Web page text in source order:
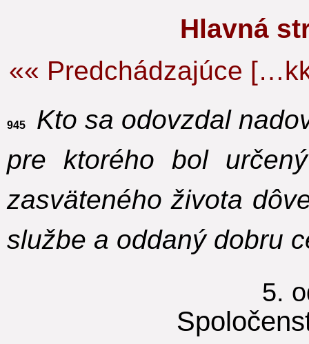
Hlavná
«« Predchádzajúce
945
Kto sa odovzdal
pre ktorého bol
zasväteného života
službe a oddaný dobru
5.